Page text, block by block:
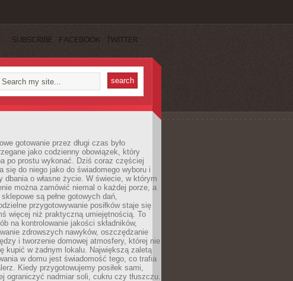
SUBSCRIBE FACEBOOK TWITTER
gotowanie przez długi czas było
jako codzienny obowiązek, który
po prostu wykonać. Dziś coraz częściej
się do niego jako do świadomego wyboru i
dbania o własne życie. W świecie, w którym
można zamówić niemal o każdej porze, a
sklepowe są pełne gotowych dań,
przygotowywanie posiłków staje się
więcej niż praktyczną umiejętnością. To
na kontrolowanie jakości składników,
zdrowszych nawyków, oszczędzanie
i tworzenie domowej atmosfery, której nie
kupić w żadnym lokalu. Największą zaletą
w domu jest świadomość tego, co trafia
Kiedy przygotowujemy posiłek sami,
ograniczyć nadmiar soli, cukru czy tłuszczu.